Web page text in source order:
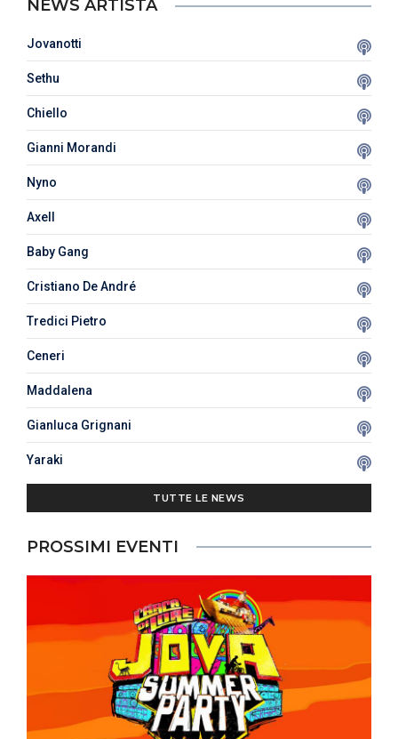
NEWS ARTISTA
Jovanotti
Sethu
Chiello
Gianni Morandi
Nyno
Axell
Baby Gang
Cristiano De André
Tredici Pietro
Ceneri
Maddalena
Gianluca Grignani
Yaraki
TUTTE LE NEWS
PROSSIMI EVENTI